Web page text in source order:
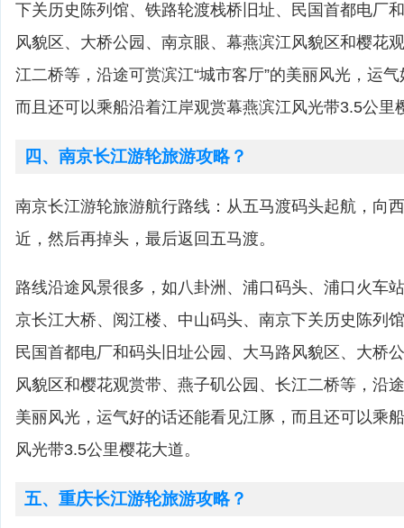
下关历史陈列馆、铁路轮渡栈桥旧址、民国首都电厂
风貌区、大桥公园、南京眼、幕燕滨江风貌区和樱花
江二桥等，沿途可赏滨江“城市客厅”的美丽风光，运
而且还可以乘船沿着江岸观赏幕燕滨江风光带3.5公里
四、南京长江游轮旅游攻略？
南京长江游轮旅游航行路线：从五马渡码头起航，向
近，然后再掉头，最后返回五马渡。
路线沿途风景很多，如八卦洲、浦口码头、浦口火车
京长江大桥、阅江楼、中山码头、南京下关历史陈列
民国首都电厂和码头旧址公园、大马路风貌区、大桥
风貌区和樱花观赏带、燕子矶公园、长江二桥等，沿
美丽风光，运气好的话还能看见江豚，而且还可以乘
风光带3.5公里樱花大道。
五、重庆长江游轮旅游攻略？